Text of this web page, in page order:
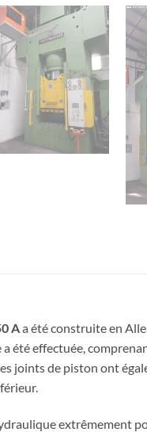
Aa été construite en
a été effectuée,
joints de piston ont
extrêmement